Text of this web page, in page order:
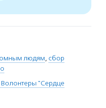
людям, сбор
"Сердце